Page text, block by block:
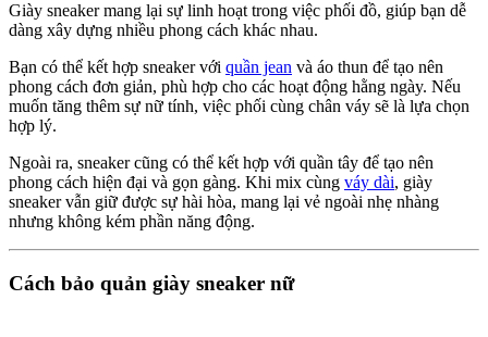
Giày sneaker mang lại sự linh hoạt trong việc phối đồ, giúp bạn dễ
dàng xây dựng nhiều phong cách khác nhau.
Bạn có thể kết hợp sneaker với quần jean và áo thun để tạo nên
phong cách đơn giản, phù hợp cho các hoạt động hằng ngày. Nếu
muốn tăng thêm sự nữ tính, việc phối cùng chân váy sẽ là lựa chọn
hợp lý.
Ngoài ra, sneaker cũng có thể kết hợp với quần tây để tạo nên
phong cách hiện đại và gọn gàng. Khi mix cùng váy dài, giày
sneaker vẫn giữ được sự hài hòa, mang lại vẻ ngoài nhẹ nhàng
nhưng không kém phần năng động.
Cách bảo quản giày sneaker nữ